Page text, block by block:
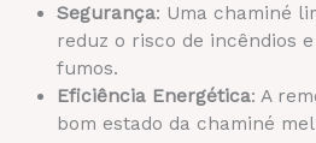
Segurança: Uma chaminé
reduz o risco de incêndios
fumos.
Eficiência Energética: A
bom estado da chaminé